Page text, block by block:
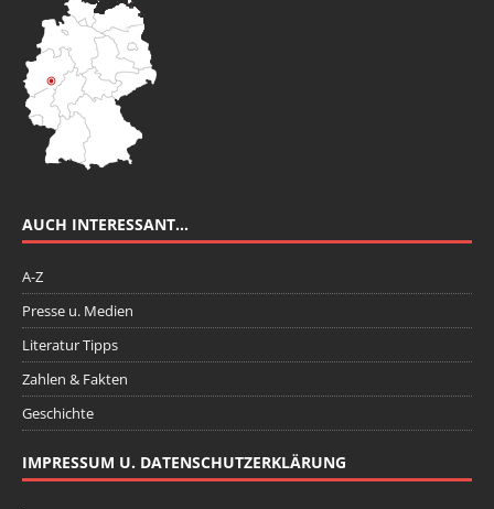
AUCH INTERESSANT…
A-Z
Presse u. Medien
Literatur Tipps
Zahlen & Fakten
Geschichte
IMPRESSUM U. DATENSCHUTZERKLÄRUNG